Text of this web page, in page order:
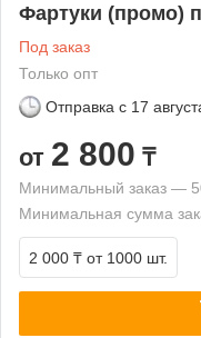
Фартуки (промо)
Под заказ
Только опт
Отправка с 17
от 2 800 ₸
Минимальный заказ —
Минимальная сумма
2 000 ₸ от 1000 шт.